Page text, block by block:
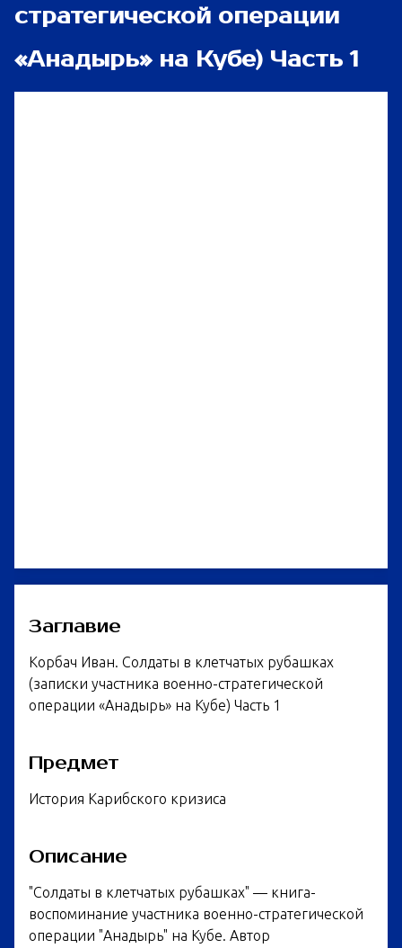
стратегической операции
«Анадырь» на Кубе) Часть 1
Заглавие
Корбач Иван. Солдаты в клетчатых рубашках
(записки участника военно-стратегической
операции «Анадырь» на Кубе) Часть 1
Предмет
История Карибского кризиса
Описание
"Солдаты в клетчатых рубашках" — книга-
воспоминание участника военно-стратегической
операции "Анадырь" на Кубе. Автор